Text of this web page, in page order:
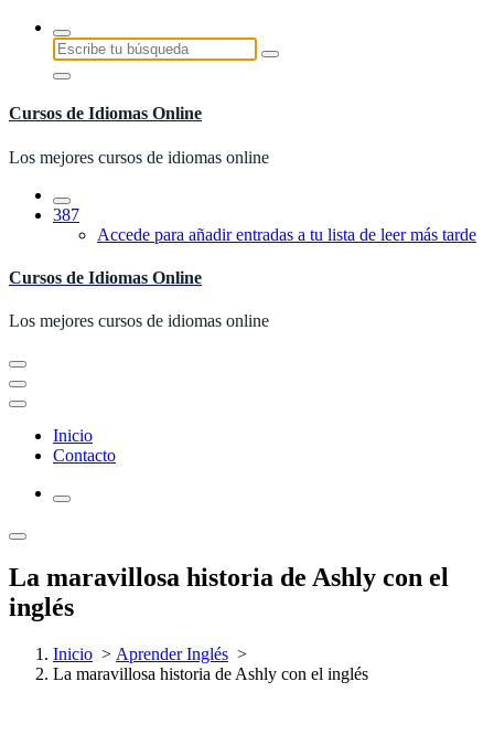
Saltar
contenido
Buscar:
Cursos de Idiomas Online
Los mejores cursos de idiomas online
387
Accede para añadir entradas a tu lista de leer más tarde
Cursos de Idiomas Online
Los mejores cursos de idiomas online
Inicio
Contacto
La maravillosa historia de Ashly con el
inglés
Inicio > Aprender Inglés >
La maravillosa historia de Ashly con el inglés